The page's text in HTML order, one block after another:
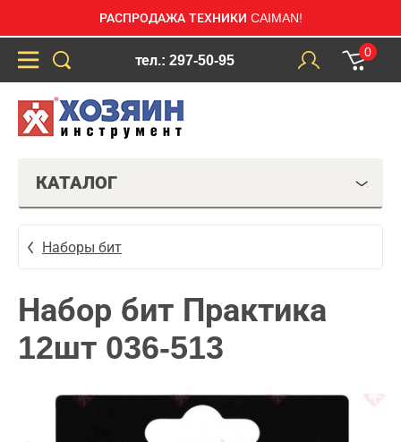
РАСПРОДАЖА ТЕХНИКИ CAIMAN!
тел.: 297-50-95
0
КАТАЛОГ
Наборы бит
Набор бит Практика
12шт 036-513